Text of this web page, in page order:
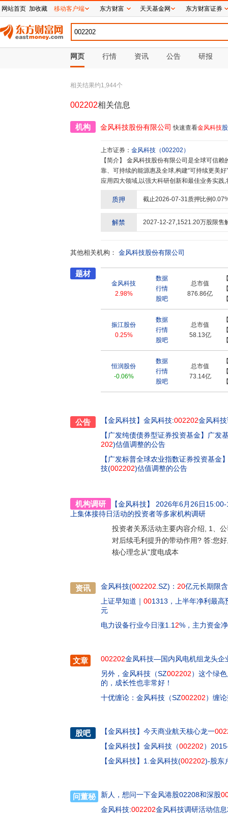
网页 行情 资讯 公告 研报
相关结果约1,944个
002202相关信息
机构 金风科技股份有限公司 快速查看金风科技
上市证券： 金风科技 （002202 ）
【简介】
靠、可持续的能源惠及全球,构建“可持续更美
应用四大领域,以强大科研创新和最佳业务实
新能力企业50强”、“全球最环保企业200强”、
能源事业蓬勃发展,并以全面深度的国际化能
携手全球伙伴进行可持续创新,北京研发总部
装备、能源服务与能源应用四大领域,向可持
化清洁能源资源开发,赋能地区能源结构优化,
投资建设并运营管理的风电场超8GW。同时,
服务,助力合作伙伴收获稳定的资产效益,加速
标准和绿色供应链管理体系,金风科技提供更
清洁能源的生产和获取触手可得。截至2024
机占中国出口总量的近50%。2023年,金风科
能源价值链的专业知识和经验优势,金风科技
资深的清洁能源规划与设计服务、更透明高
节进行优化和再造,积极构建面向新型电力系
放脱钩,全面实现“碳中和”,推动工业文明和生
项目在港航物流、钢铁冶炼、石油石化、商
在清洁能源领域的最佳实践,金风科技多次入选
司”、“最佳投资者关系公司”,并荣登“全球最
强”、“新财富最佳上市公司”、“《财富》中国
超过2,860亿千瓦时绿色电力,相当于减少2.37
风科技承诺:从2022年起,实现运营边界碳中和
科技产品绿色电力使用比例达到100%;2040
奉献碧水蓝天,给未来留下更多资源”的企业使命
质押 截止2026-07-31质押比例0.07
解禁 2027-12-27,1521.20万股限售
其他相关机构： 金风科技股份有限公司
题材
金风科技
2.98%
数据
行情
股吧
总市值
876.86亿
振江股份
0.25%
数据
行情
股吧
总市值
58.13亿
恒润股份
-0.06%
数据
行情
股吧
总市值
73.14亿
公告 【金风科技】 金风科技:002202金风科
【广发纯债债券型证券投资基金】
广发
202)估值调整的公告
【广发标普全球农业指数证券投资基金
技(002202)估值调整的公告
机构调研 【金风科技】
2026年6月26日
上集体接待日活动的投资者等多家机构调研
投资者关系活动主要内容介绍, 1、
对后续毛利提升的带动作用? 答:您
核心理念从"度电成本
资讯 金风科技(002202 .SZ)： 20亿元长期限
上证早知道｜ 001313，上半年净利最高
元
电力设备行业今日涨1.1 2%，主力资金
文章 002202金凤科技—国内风电机组龙头企
另外，金风科技（SZ002202）这个绿
的，成长性也非常好！
十优缠论：金风科技（SZ002202）缠
股吧 【金风科技】 今天商业航天核心龙一
【金风科技】 金风科技（002202）
【金风科技】 1.金风科技(002202)-股东
问董秘 新人，想问一下金风港股02208和深股
金风科技:002202金风科技调研活动信
网站首页 加收藏 移动客户端 东方财富 天天基金网 东方财富证券